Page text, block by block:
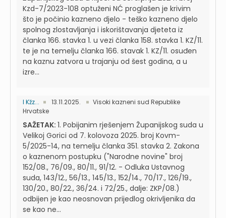
Kzd-7/2023-108 optuženi NĆ proglašen je krivim
što je počinio kazneno djelo - teško kazneno djelo
spolnog zlostavljanja i iskorištavanja djeteta iz
članka 166. stavka 1. u vezi članka 158. stavka 1. KZ/11.
te je na temelju članka 166. stavak 1. KZ/11. osuđen
na kaznu zatvora u trajanju od šest godina, a u
izre...
I Kžz... 13.11.2025.
Visoki kazneni sud Republike
Hrvatske
SAŽETAK: 1. Pobijanim rješenjem Županijskog suda u
Velikoj Gorici od 7. kolovoza 2025. broj Kovm-
5/2025-14, na temelju članka 351. stavka 2. Zakona
o kaznenom postupku ("Narodne novine" broj
152/08., 76/09., 80/11., 91/12. - Odluka Ustavnog
suda, 143/12., 56/13., 145/13., 152/14., 70/17., 126/19.,
130/20., 80/22., 36/24. i 72/25., dalje: ZKP/08.)
odbijen je kao neosnovan prijedlog okrivljenika da
se kao ne...